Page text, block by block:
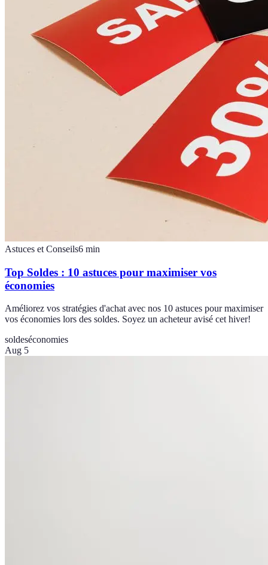
Astuces et Conseils6 min
Top Soldes : 10 astuces pour maximiser vos
économies
Améliorez vos stratégies d'achat avec nos 10 astuces pour maximiser
vos économies lors des soldes. Soyez un acheteur avisé cet hiver!
soldeséconomies
Aug 5